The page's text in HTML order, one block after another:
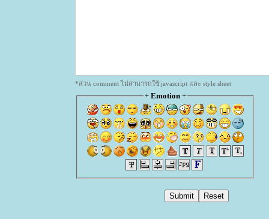
*ส่วน comment ไม่สามารถใช้ javascript และ style sheet
+ Emotion+